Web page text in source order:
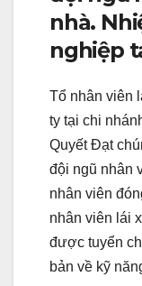
nhà.
nghiệp
Tổ nhân viên
ty tại chi
Quyết Đạt
đội ngũ nhân
nhân viên
nhân viên lái
được tuyển
bản về kỹ